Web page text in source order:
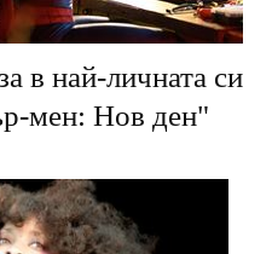
в най-личната си